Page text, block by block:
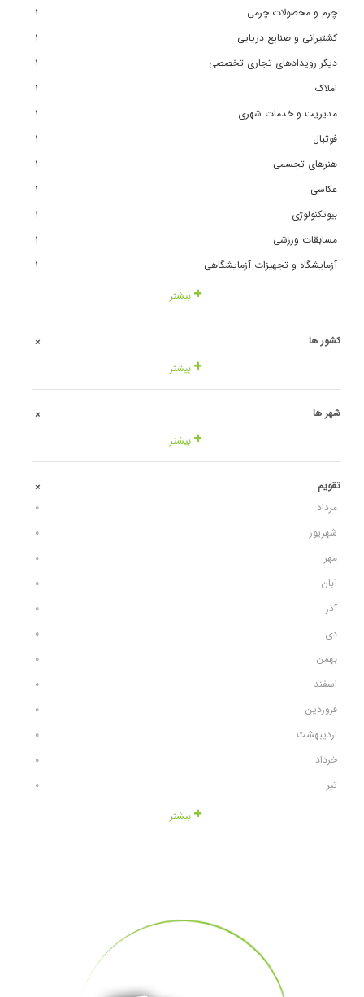
چرم و محصولات چرمی
١
کشتیرانی و صنایع دریایی
١
دیگر رویدادهای تجاری تخصصی
١
املاک
١
مدیریت و خدمات شهری
١
فوتبال
١
هنرهای تجسمی
١
عکاسی
١
بیوتکنولوژی
١
مسابقات ورزشی
١
آزمایشگاه و تجهیزات آزمایشگاهی
١
بیشتر
کشور ها +
بیشتر
شهر ها +
بیشتر
تقویم +
مرداد
٠
شهریور
٠
مهر
٠
آبان
٠
آذر
٠
دی
٠
بهمن
٠
اسفند
٠
فروردین
٠
اردیبهشت
٠
خرداد
٠
تیر
٠
بیشتر